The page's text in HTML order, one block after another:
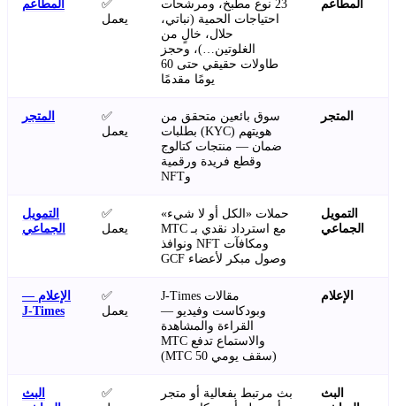
المطاعم
23 نوع مطبخ، ومرشحات
احتياجات الحمية (نباتي،
حلال، خالٍ من
الغلوتين…)، وحجز
طاولات حقيقي حتى 60
يومًا مقدمًا
✅
يعمل
المطاعم
المتجر
سوق بائعين متحقق من
هويتهم (KYC) بطلبات
ضمان — منتجات كتالوج
وقطع فريدة ورقمية
وNFT
✅
يعمل
المتجر
التمويل
الجماعي
حملات «الكل أو لا شيء»
مع استرداد نقدي بـ MTC
ومكافآت NFT ونوافذ
وصول مبكر لأعضاء GCF
✅
يعمل
التمويل
الجماعي
الإعلام
مقالات J-Times
وبودكاست وفيديو —
القراءة والمشاهدة
والاستماع تدفع MTC
(سقف يومي 50 MTC)
✅
يعمل
الإعلام —
J-Times
البث
بث مرتبط بفعالية أو متجر
✅
البث